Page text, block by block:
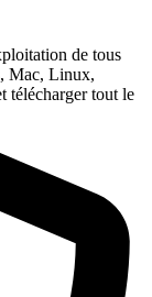
de tous
Mac, Linux,
télécharger tout le